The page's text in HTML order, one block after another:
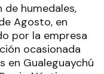
humedales,
Agosto, en
por la empresa
ocasionada
en Gualeguaychú